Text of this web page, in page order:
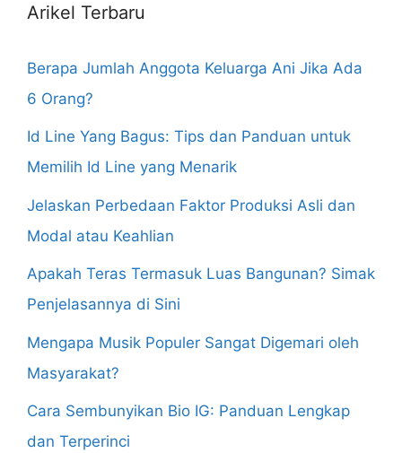
Arikel Terbaru
Berapa Jumlah Anggota Keluarga Ani Jika Ada
6 Orang?
Id Line Yang Bagus: Tips dan Panduan untuk
Memilih Id Line yang Menarik
Jelaskan Perbedaan Faktor Produksi Asli dan
Modal atau Keahlian
Apakah Teras Termasuk Luas Bangunan? Simak
Penjelasannya di Sini
Mengapa Musik Populer Sangat Digemari oleh
Masyarakat?
Cara Sembunyikan Bio IG: Panduan Lengkap
dan Terperinci